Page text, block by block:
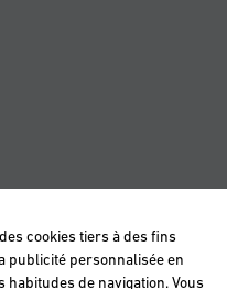
cookies tiers à des fins
publicité personnalisée en
de navigation. Vous